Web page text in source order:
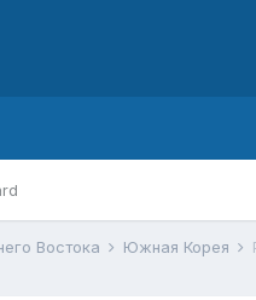
Востока Южная Корея